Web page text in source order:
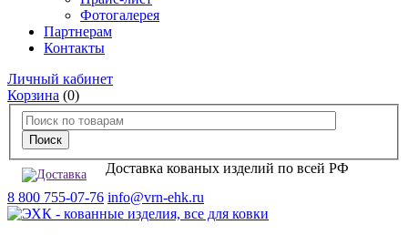
Фотогалерея
Партнерам
Контакты
Личный кабинет
Корзина (0)
Доставка кованых изделий по всей РФ
8 800 755-07-76 info@vrn-ehk.ru